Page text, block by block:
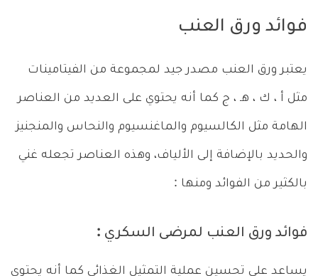
فوائد ورق العنب
يعتبر ورق العنب مصدر جيد لمجموعة من الفيتامينات
مثل أ ، ك ، هـ ، ج كما أنه يحتوي على العديد من العناصر
الهامة مثل الكالسيوم والماغنسيوم والنحاس والمنجنيز
والحديد بالإضافة إلى الألياف، وهذه العناصر تجعله غني
بالكثير من الفوائد ومنها :
فوائد ورق العنب لمرضى السكري :
يساعد على تحسين عملية التمثيل الغذائي كما أنه يحتوي